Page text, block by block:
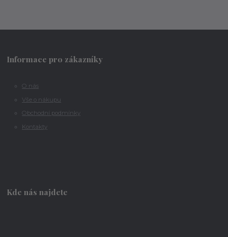
Informace pro zákazníky
O nás
Vše o nákupu
Obchodní podmínky
Kontakty
Kde nás najdete